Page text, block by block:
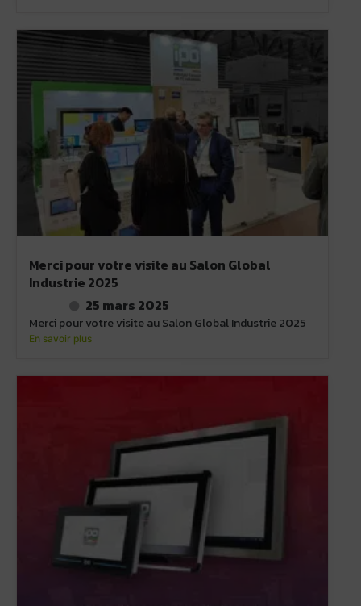
Merci pour votre visite au Salon Global
Industrie 2025
25 mars 2025
Merci pour votre visite au Salon Global Industrie 2025
En savoir plus